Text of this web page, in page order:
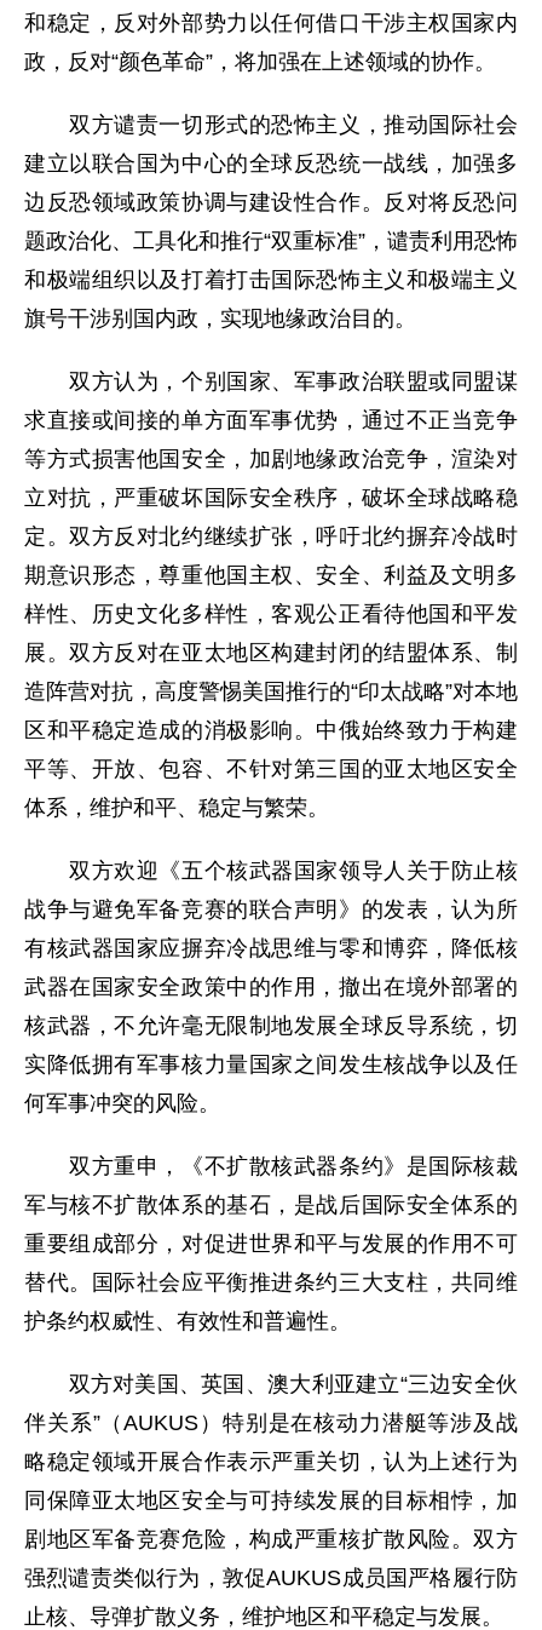
和稳定，反对外部势力以任何借口干涉主权国家内
政，反对“颜色革命”，将加强在上述领域的协作。
双方谴责一切形式的恐怖主义，推动国际社会
建立以联合国为中心的全球反恐统一战线，加强多
边反恐领域政策协调与建设性合作。反对将反恐问
题政治化、工具化和推行“双重标准”，谴责利用恐怖
和极端组织以及打着打击国际恐怖主义和极端主义
旗号干涉别国内政，实现地缘政治目的。
双方认为，个别国家、军事政治联盟或同盟谋
求直接或间接的单方面军事优势，通过不正当竞争
等方式损害他国安全，加剧地缘政治竞争，渲染对
立对抗，严重破坏国际安全秩序，破坏全球战略稳
定。双方反对北约继续扩张，呼吁北约摒弃冷战时
期意识形态，尊重他国主权、安全、利益及文明多
样性、历史文化多样性，客观公正看待他国和平发
展。双方反对在亚太地区构建封闭的结盟体系、制
造阵营对抗，高度警惕美国推行的“印太战略”对本地
区和平稳定造成的消极影响。中俄始终致力于构建
平等、开放、包容、不针对第三国的亚太地区安全
体系，维护和平、稳定与繁荣。
双方欢迎《五个核武器国家领导人关于防止核
战争与避免军备竞赛的联合声明》的发表，认为所
有核武器国家应摒弃冷战思维与零和博弈，降低核
武器在国家安全政策中的作用，撤出在境外部署的
核武器，不允许毫无限制地发展全球反导系统，切
实降低拥有军事核力量国家之间发生核战争以及任
何军事冲突的风险。
双方重申，《不扩散核武器条约》是国际核裁
军与核不扩散体系的基石，是战后国际安全体系的
重要组成部分，对促进世界和平与发展的作用不可
替代。国际社会应平衡推进条约三大支柱，共同维
护条约权威性、有效性和普遍性。
双方对美国、英国、澳大利亚建立“三边安全伙
伴关系”（AUKUS）特别是在核动力潜艇等涉及战
略稳定领域开展合作表示严重关切，认为上述行为
同保障亚太地区安全与可持续发展的目标相悖，加
剧地区军备竞赛危险，构成严重核扩散风险。双方
强烈谴责类似行为，敦促AUKUS成员国严格履行防
止核、导弹扩散义务，维护地区和平稳定与发展。